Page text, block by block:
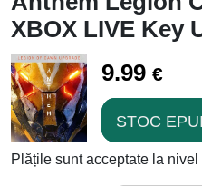
XBOX LIVE Key
9.99 €
STOC
Plățile sunt acceptate la